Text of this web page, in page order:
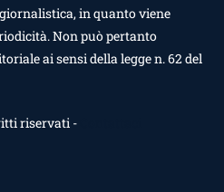
in quanto viene
Non può pertanto
ai sensi della legge n. 62 del
riservati -